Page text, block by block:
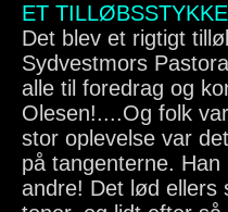
ET
Det blev et rigtigt
Sydvestmors
alle til foredrag og
Olesen!....Og folk
stor oplevelse var
på tangenterne.
andre! Det lød ellers